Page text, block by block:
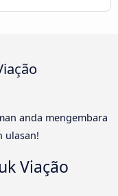
anda mengembara
ulasan!
Viação